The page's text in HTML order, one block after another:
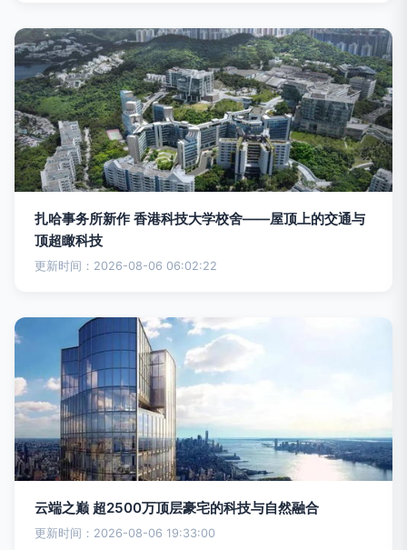
扎哈事务所新作 香港科技大学校舍——屋顶上的交通与
顶超瞰科技
更新时间：2026-08-06 06:02:22
云端之巅 超2500万顶层豪宅的科技与自然融合
更新时间：2026-08-06 19:33:00